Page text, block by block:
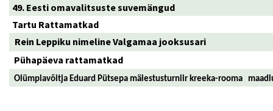
49. Eesti omavalitsuste suvemängud
Tartu Rattamatkad
Rein Leppiku nimeline Valgamaa jooksusari
Pühapäeva rattamatkad
Olümpiavõitja Eduard Pütsepa mälestusturniir kreeka-rooma